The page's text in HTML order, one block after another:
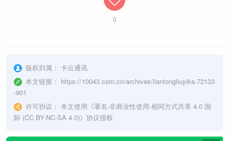
0
版权归属： 卡云通讯
本文链接： https://10043.com.cn/archives/liantongliuyika-72133
-901
许可协议： 本文使用《署名-非商业性使用-相同方式共享 4.0 国
际 (CC BY-NC-SA 4.0)》协议授权